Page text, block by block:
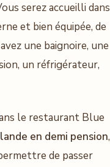
serez accueilli dans
et bien équipée, de
une baignoire, une
un réfrigérateur,
le restaurant Blue
en demi pension,
de passer